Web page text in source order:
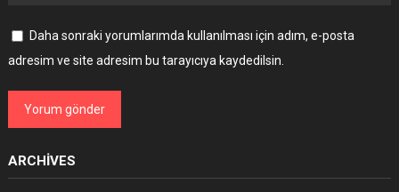
Daha sonraki yorumlarımda kullanılması için adım, e-posta
adresim ve site adresim bu tarayıcıya kaydedilsin.
ARCHIVES